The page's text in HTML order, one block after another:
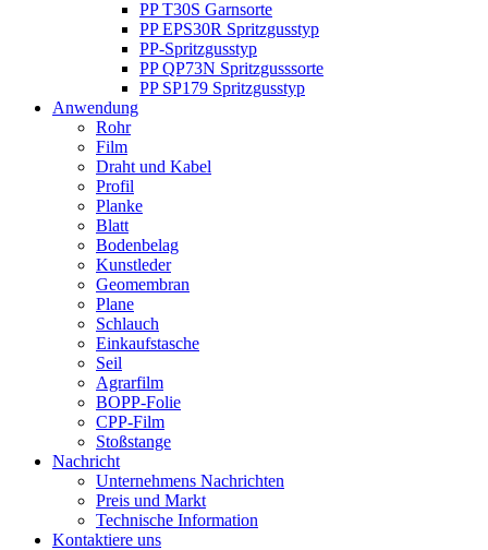
PP T30S Garnsorte
PP EPS30R Spritzgusstyp
PP-Spritzgusstyp
PP QP73N Spritzgusssorte
PP SP179 Spritzgusstyp
Anwendung
Rohr
Film
Draht und Kabel
Profil
Planke
Blatt
Bodenbelag
Kunstleder
Geomembran
Plane
Schlauch
Einkaufstasche
Seil
Agrarfilm
BOPP-Folie
CPP-Film
Stoßstange
Nachricht
Unternehmens Nachrichten
Preis und Markt
Technische Information
Kontaktiere uns